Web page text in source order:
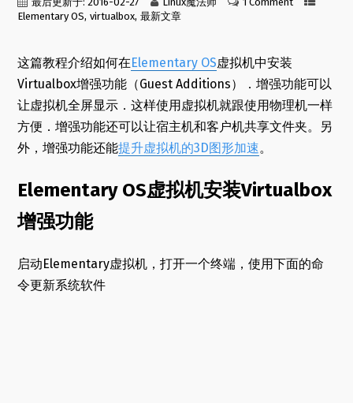
Elementary OS, virtualbox, 最新文章
这篇教程介绍如何在Elementary OS虚拟机中安装
Virtualbox增强功能（Guest Additions）．增强功能可以
让虚拟机全屏显示．这样使用虚拟机就跟使用物理机一样
方便．增强功能还可以让宿主机和客户机共享文件夹。另
外，增强功能还能提升虚拟机的3D图形加速。
Elementary OS虚拟机安装Virtualbox
增强功能
启动Elementary虚拟机，打开一个终端，使用下面的命
令更新系统软件